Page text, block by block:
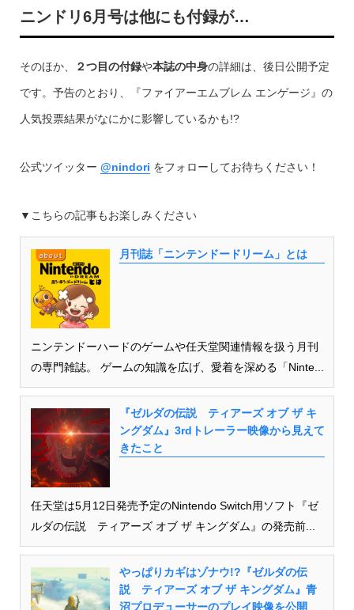
ニンドリ6月号は他にも付録が…
そのほか、 ２つ目の付録や本誌の中身の詳細は、後日公開予定
です。予告のとおり、『ファイアーエムブレム エンゲージ』の
人気投票結果がなにかに影響しているかも!?
公式ツイッター @nindori をフォローしてお待ちください！
▼こちらの記事もお楽しみください
月刊誌「ニンテンドードリーム」とは
ニンテンドーハードのゲームや任天堂関連情報を扱う月刊
の専門雑誌。 ゲームの知識を広げ、愛着を深める「Ninte...
『ゼルダの伝説 ティアーズ オブ ザ キ
ングダム』3rdトレーラー映像から見えて
きたこと
任天堂は5月12日発売予定のNintendo Switch用ソフト『ゼ
ルダの伝説 ティアーズ オブ ザ キングダム』の発売前...
やっぱりカギはゾナウ!?『ゼルダの伝
説 ティアーズ オブ ザ キングダム』青
沼プロデューサーのプレイ映像を公開